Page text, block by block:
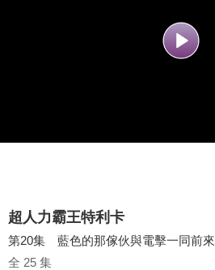
超人力霸王特利卡
第20集 藍色的那傢伙與電擊一同前來
全 25 集